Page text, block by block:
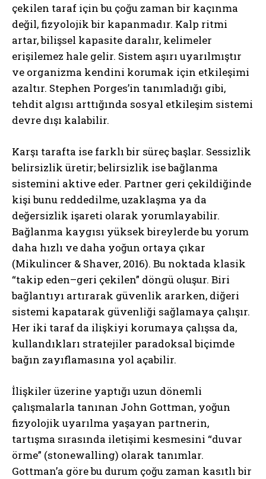
çekilen taraf için bu çoğu zaman bir kaçınma
değil, fizyolojik bir kapanmadır. Kalp ritmi
artar, bilişsel kapasite daralır, kelimeler
erişilemez hale gelir. Sistem aşırı uyarılmıştır
ve organizma kendini korumak için etkileşimi
azaltır. Stephen Porges’in tanımladığı gibi,
tehdit algısı arttığında sosyal etkileşim sistemi
devre dışı kalabilir.
Karşı tarafta ise farklı bir süreç başlar. Sessizlik
belirsizlik üretir; belirsizlik ise bağlanma
sistemini aktive eder. Partner geri çekildiğinde
kişi bunu reddedilme, uzaklaşma ya da
değersizlik işareti olarak yorumlayabilir.
Bağlanma kaygısı yüksek bireylerde bu yorum
daha hızlı ve daha yoğun ortaya çıkar
(Mikulincer & Shaver, 2016). Bu noktada klasik
“takip eden–geri çekilen” döngü oluşur. Biri
bağlantıyı artırarak güvenlik ararken, diğeri
sistemi kapatarak güvenliği sağlamaya çalışır.
Her iki taraf da ilişkiyi korumaya çalışsa da,
kullandıkları stratejiler paradoksal biçimde
bağın zayıflamasına yol açabilir.
İlişkiler üzerine yaptığı uzun dönemli
çalışmalarla tanınan John Gottman, yoğun
fizyolojik uyarılma yaşayan partnerin,
tartışma sırasında iletişimi kesmesini “duvar
örme” (stonewalling) olarak tanımlar.
Gottman’a göre bu durum çoğu zaman kasıtlı bir